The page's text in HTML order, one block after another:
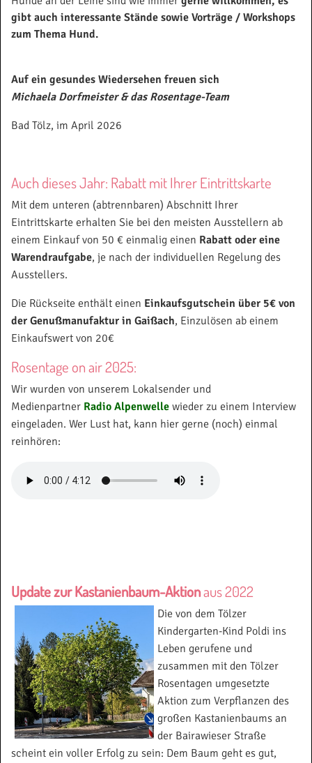
gibt auch interessante Stände sowie Vorträge / Workshops
zum Thema Hund.
Auf ein gesundes Wiedersehen freuen sich
Michaela Dorfmeister & das Rosentage-Team
Bad Tölz, im April 2026
Auch dieses Jahr: Rabatt mit Ihrer Eintrittskarte
Mit dem unteren (abtrennbaren) Abschnitt Ihrer
Eintrittskarte erhalten Sie bei den meisten Ausstellern ab
einem Einkauf von 50 € einmalig einen Rabatt oder eine
Warendraufgabe, je nach der individuellen Regelung des
Ausstellers.
Die Rückseite enthält einen Einkaufsgutschein über 5€ von
der Genußmanufaktur in Gaißach, Einzulösen ab einem
Einkaufswert von 20€
Rosentage on air 2025:
Wir wurden von unserem Lokalsender und
Medienpartner Radio Alpenwelle wieder zu einem Interview
eingeladen. Wer Lust hat, kann hier gerne (noch) einmal
reinhören:
Update zur Kastanienbaum-Aktionaus 2022
Die von dem Tölzer
Kindergarten-Kind Poldi ins
Leben gerufene und
zusammen mit den Tölzer
Rosentagen umgesetzte
Aktion zum Verpflanzen des
großen Kastanienbaums an
der Bairawieser Straße
scheint ein voller Erfolg zu sein: Dem Baum geht es gut,